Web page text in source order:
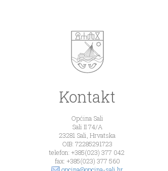
Kontakt
Općina Sali
Sali II 74/A
23281 Sali, Hrvatska
OIB: 72285291723
telefon: +385(023) 377 042
fax: +385(023) 377 560
opcina@opcina-sali.hr